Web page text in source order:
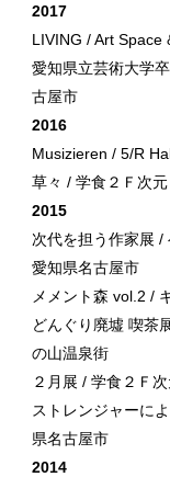
2017
LIVING / Art Space
愛知県立芸術大学
古屋市
2016
Musizieren / 5/R
草々 / 学食２Ｆ次
2015
次代を担う作家展 /
愛知県名古屋市
メメント森 vol.2 /
どんぐり廃墟 喫茶
の山温泉街
２月展 / 学食２Ｆ
ストレンジャーに
県名古屋市
2014